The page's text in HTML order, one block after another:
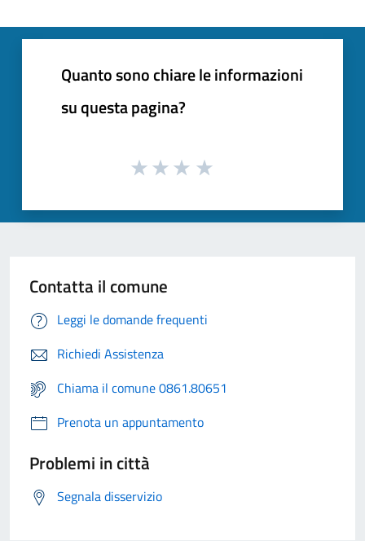
Quanto sono chiare le informazioni
su questa pagina?
Contatta il comune
Leggi le domande frequenti
Richiedi Assistenza
Chiama il comune 0861.80651
Prenota un appuntamento
Problemi in città
Segnala disservizio